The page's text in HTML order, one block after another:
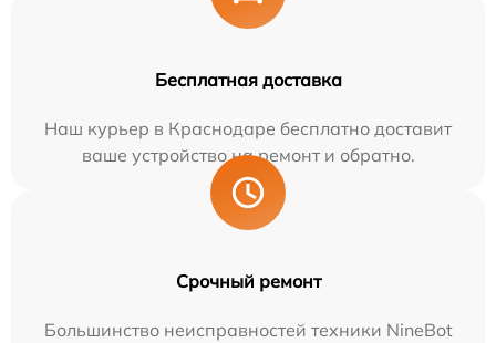
Бесплатная доставка
Наш курьер в Краснодаре бесплатно доставит
ваше устройство на ремонт и обратно.
Срочный ремонт
Большинство неисправностей техники NineBot